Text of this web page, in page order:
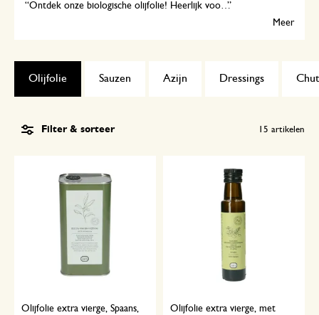
Ontdek onze biologische olijfolie! Heerlijk voor in je favoriete gerechten, over salades, om een broodje in te dippen of om in te bakken.
Meer
Olijfolie Sauzen Azijn Dressings
Filter & sorteer 15 artikelen
Olijfolie extra vierge, Spaans,
Olijfolie extra vierge, met